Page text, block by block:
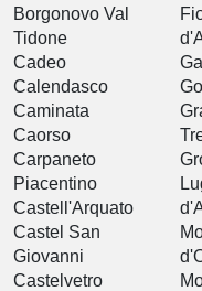
Borgonovo Val
Tidone
Cadeo
Calendasco
Caminata
Caorso
Carpaneto
Piacentino
Castell'Arquato
Castel San
Giovanni
Castelvetro